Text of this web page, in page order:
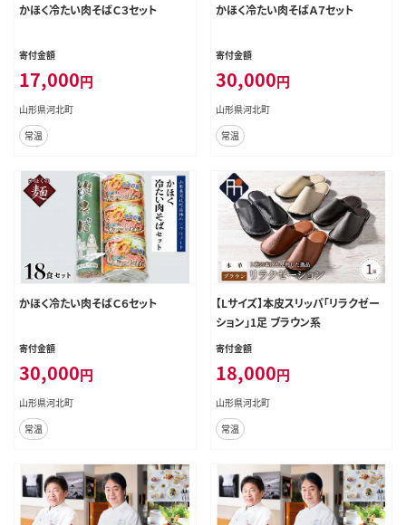
かほく冷たい肉そばＣ３セット
寄付金額
17,000円
山形県河北町
常温
かほく冷たい肉そばＡ７セット
寄付金額
30,000円
山形県河北町
常温
かほく冷たい肉そばＣ６セット
寄付金額
30,000円
山形県河北町
常温
【Lサイズ】本皮スリッパ「リラクゼー
ション」1足 ブラウン系
寄付金額
18,000円
山形県河北町
常温